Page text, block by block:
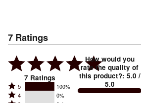
7 Ratings
7 Ratings
Rated
5
5 100%
Rated
4 0%
How would you
rate the quality of
this product?: 5.0 /
5.0